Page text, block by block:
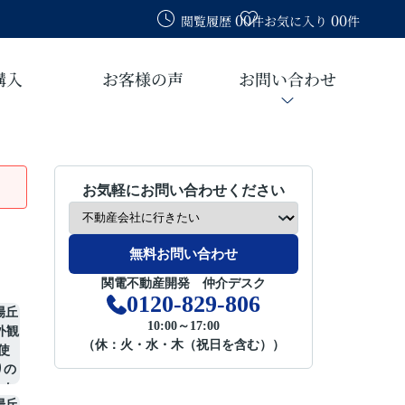
閲覧履歴 00件お気に入り 00件
入 お客様の声 お問い合わせ
お気軽にお問い合わせください
無料お問い合わせ
関電不動産開発 仲介デスク
0120-829-806
10:00～17:00
（休：火・水・木（祝日を含む））